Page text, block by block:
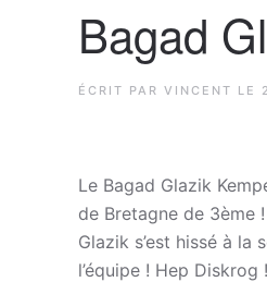
Bagad
ÉCRIT PAR VINCENT LE
Le Bagad Glazik
de Bretagne de 3ème
Glazik s’est hissé à
l’équipe ! Hep Diskrog !